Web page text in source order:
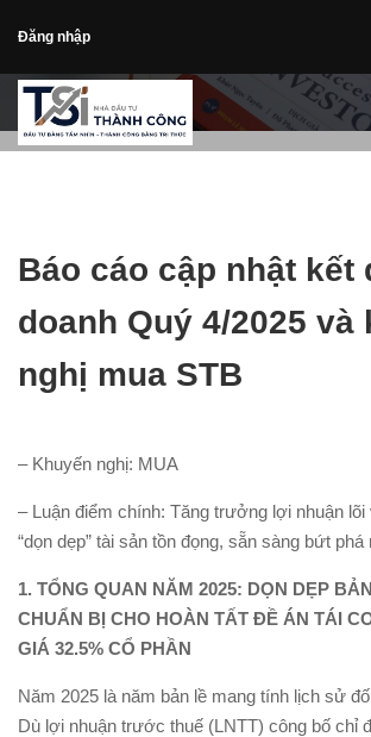
Đăng nhập
Báo cáo cập nhật kết
doanh Quý 4/2025 và
nghị mua STB
– Khuyến nghị: MUA
– Luận điểm chính: Tăng trưởng lợi nhuận
“dọn dẹp” tài sản tồn đọng, sẵn sàng bứt phá
1. TỔNG QUAN NĂM 2025: DỌN DẸP
CHUẨN BỊ CHO HOÀN TẤT ĐỀ ÁN TÁI
GIÁ 32.5% CỔ PHẦN
Năm 2025 là năm bản lề mang tính lịch sử
Dù lợi nhuận trước thuế (LNTT) công bố chỉ